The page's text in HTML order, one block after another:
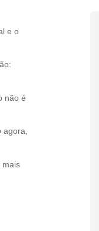
e o
não é
mais